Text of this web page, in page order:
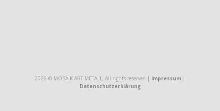
2026 © MOSAIK ART METALL, All rights reserved | Impressum |
Datenschutzerklärung